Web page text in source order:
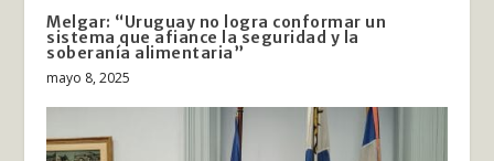
Melgar: “Uruguay no logra conformar un
sistema que afiance la seguridad y la
soberanía alimentaria”
mayo 8, 2025